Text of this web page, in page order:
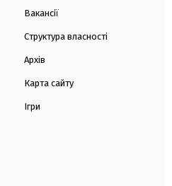
Вакансії
Структура власності
Архів
Карта сайту
Ігри